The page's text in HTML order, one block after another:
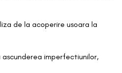
de la acoperire usoara la
imperfectiunilor,